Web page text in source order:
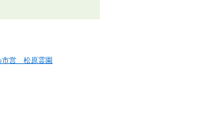
市営 松原霊園